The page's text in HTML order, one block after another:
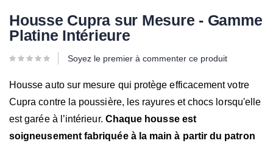
Housse Cupra sur Mesure - Gamme
Platine Intérieure
Soyez le premier à commenter ce produit
Housse auto sur mesure qui protège efficacement votre
Cupra contre la poussière, les rayures et chocs lorsqu'elle
est garée à l’intérieur. Chaque housse est
soigneusement fabriquée à la main à partir du patron